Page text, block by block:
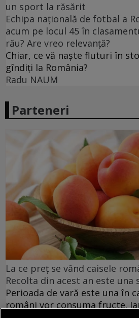
un sport la răsărit
Echipa națională de fotbal a
acum pe locul 45 în
rău? Are vreo relevanță?
Chiar, ce vă naște fluturi în
gîndiți la România?
Radu NAUM
Parteneri
La ce preț se vând caisele
Recolta din acest an este una
Perioada de vară este una în
români vor consuma fructe.